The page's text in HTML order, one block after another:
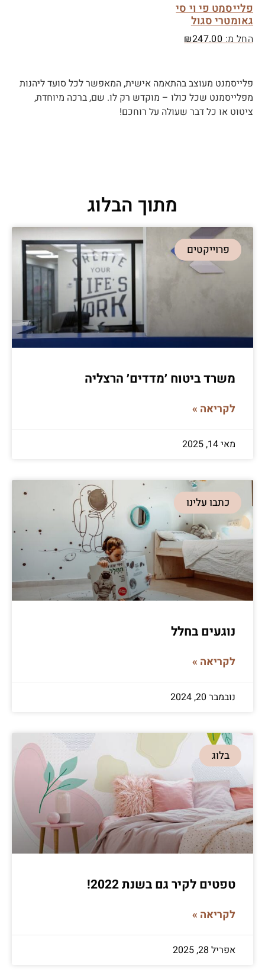
פלייסמט פי וי סי
גאומטרי סגול
החל מ: ₪247.00
פלייסמנט מעוצבבהתאמה אישית, המאפשר לכל סועד ליהנות
מפלייסמנט שכל כולו – מוקדש רק לו. שם, ברכה מיוחדת,
ציטוט או כל דבר שעולה על רוחכם!
מתוך הבלוג
פרוייקטים
משרד ביטוח ׳מדדים׳ הרצליה
לקריאה »
מאי 14, 2025
כתבו עלינו
נוגעים בחלל
לקריאה »
נובמבר 20, 2024
בלוג
טפטים לקיר גם בשנת 2022!
לקריאה »
אפריל 28, 2025